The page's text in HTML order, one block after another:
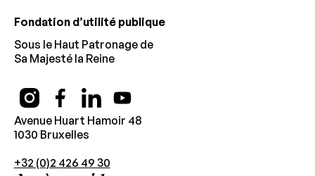
Fondation d’utilité publique
Sous le Haut Patronage de
Sa Majesté la Reine
Avenue Huart Hamoir 48
1030 Bruxelles
+32 (0)2 426 49 30